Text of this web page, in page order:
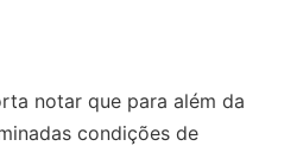
notar que para além da
condições de